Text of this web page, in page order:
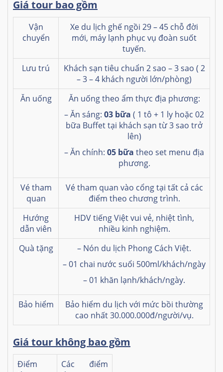
Giá tour bao gồm
Vận
chuyển
Xe du lịch ghế ngồi 29 – 45 chỗ đời
mới, máy lạnh phục vụ đoàn suốt
tuyến.
Lưu trú
Khách sạn tiêu chuẩn 2 sao – 3 sao ( 2
– 3 – 4 khách người lớn/phòng)
Ăn uống
Ăn uống theo ẩm thực địa phương:
– Ăn sáng: 03 bữa ( 1 tô + 1 ly hoặc 02
bữa Buffet tại khách sạn từ 3 sao trở
lên)
– Ăn chính: 05 bữa theo set menu địa
phương.
Vé tham
quan
Vé tham quan vào cổng tại tất cả các
điểm theo chương trình.
Hướng
dẫn viên
HDV tiếng Việt vui vẻ, nhiệt tình,
nhiều kinh nghiệm.
Quà tặng
– Nón du lịch Phong Cách Việt.
– 01 chai nước suổi 500ml/khách/ngày
– 01 khăn lạnh/khách/ngày.
Bảo hiểm
Bảo hiểm du lịch với mức bồi thường
cao nhất 30.000.000đ/người/vụ.
Giá tour không bao gồm
Điểm
Các điểm